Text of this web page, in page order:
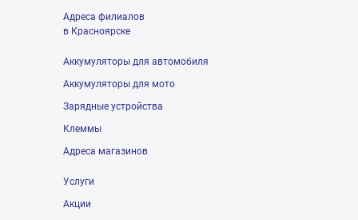
Адреса филиалов
в Красноярске
Аккумуляторы для автомобиля
Аккумуляторы для мото
Зарядные устройства
Клеммы
Адреса магазинов
Услуги
Акции